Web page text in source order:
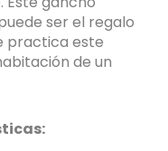
ser el regalo
practica este
de un